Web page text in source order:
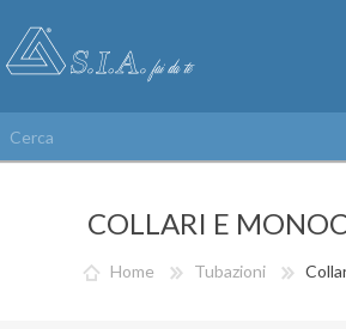
COLLARI E
Home Tubazioni